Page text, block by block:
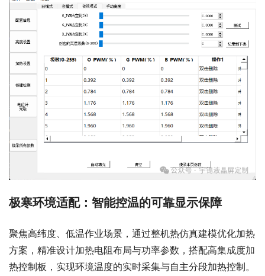
极寒环境适配：智能控温的可靠显示保障
聚焦高纬度、低温作业场景，通过整机热仿真建模优化加热
方案，精准设计加热电阻布局与功率参数，搭配高集成度加
热控制板，实现环境温度的实时采集与自主分段加热控制。